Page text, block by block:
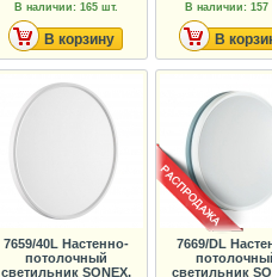
В наличии: 165 шт.
В корзину
В наличии: 157
В
7659/40L Настенно-
потолочный
светильник SONEX,
7669/DL
светильник